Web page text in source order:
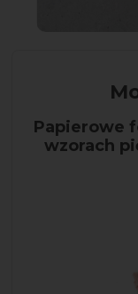
Papierowe
wzorach